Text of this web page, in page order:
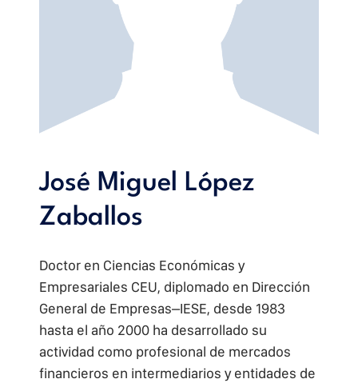
José Miguel López
Zaballos
Doctor en Ciencias Económicas y
Empresariales CEU, diplomado en Dirección
General de Empresas–IESE, desde 1983
hasta el año 2000 ha desarrollado su
actividad como profesional de mercados
financieros en intermediarios y entidades de